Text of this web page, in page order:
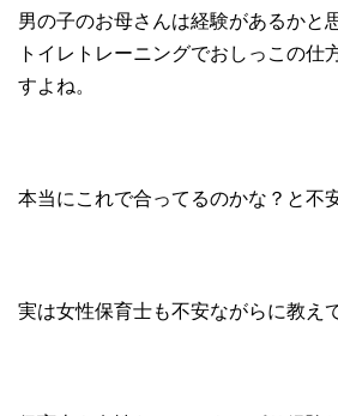
男の子のお母さんは経験があるかと
トイレトレーニングでおしっこの仕
すよね。
本当にこれで合ってるのかな？と不
実は女性保育士も不安ながらに教え